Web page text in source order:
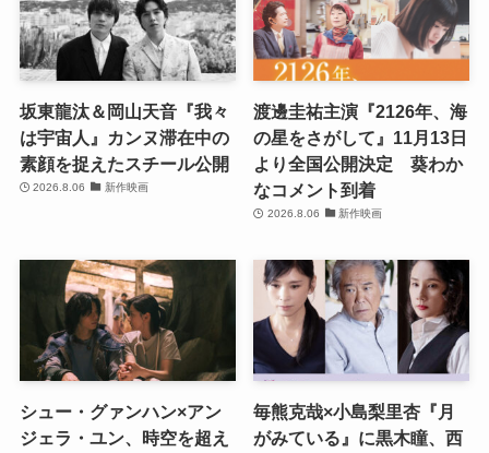
坂東龍汰＆岡山天音『我々
は宇宙人』カンヌ滞在中の
素顔を捉えたスチール公開
2026.8.06 新作映画
渡邊圭祐主演『2126年、海
の星をさがして』11月13日
より全国公開決定 葵わか
なコメント到着
2026.8.06 新作映画
シュー・グァンハン×アン
ジェラ・ユン、時空を超え
毎熊克哉×小島梨里杏『月
がみている』に黒木瞳、西